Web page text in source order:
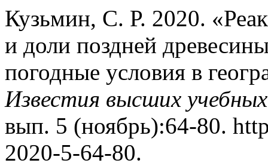
Кузьмин, С. Р. 2020.
и доли поздней
погодные условия в
Известия высших
вып. 5 (ноябрь):64-80.
2020-5-64-80.